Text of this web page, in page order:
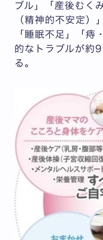
ブル」「産後むく
（精神的不安定）
「睡眠不足」「痔
的なトラブルが約
る。